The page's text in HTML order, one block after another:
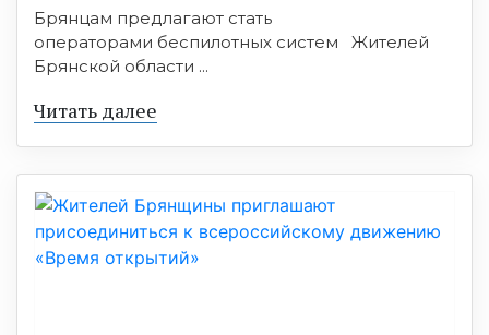
Брянцам предлагают стать
оперaторами бeспилотных систeм Жителей
Брянской области ...
Читать далее